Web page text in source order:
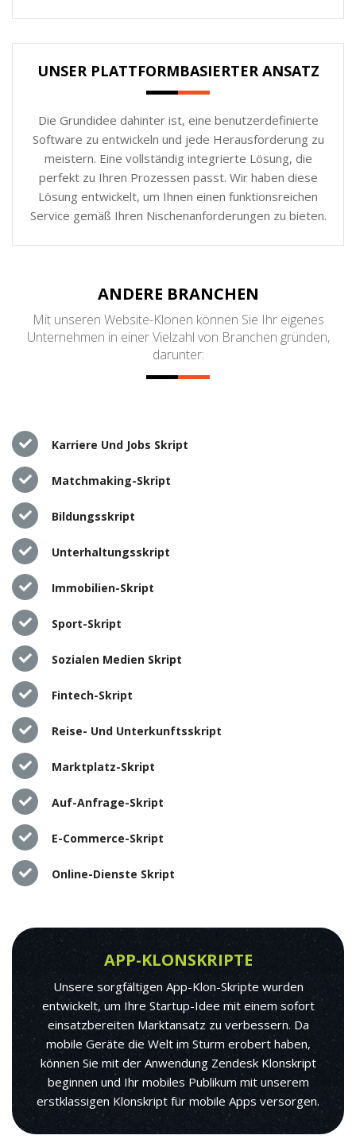
UNSER PLATTFORMBASIERTER ANSATZ
Die Grundidee dahinter ist, eine benutzerdefinierte
Software zu entwickeln und jede Herausforderung zu
meistern. Eine vollständig integrierte Lösung, die
perfekt zu Ihren Prozessen passt. Wir haben diese
Lösung entwickelt, um Ihnen einen funktionsreichen
Service gemäß Ihren Nischenanforderungen zu bieten.
ANDERE BRANCHEN
Mit unseren Website-Klonen können Sie Ihr eigenes
Unternehmen in einer Vielzahl von Branchen gründen,
darunter:
Karriere Und Jobs Skript
Matchmaking-Skript
Bildungsskript
Unterhaltungsskript
Immobilien-Skript
Sport-Skript
Sozialen Medien Skript
Fintech-Skript
Reise- Und Unterkunftsskript
Marktplatz-Skript
Auf-Anfrage-Skript
E-Commerce-Skript
Online-Dienste Skript
APP-KLONSKRIPTE
Unsere sorgfältigen App-Klon-Skripte wurden
entwickelt, um Ihre Startup-Idee mit einem sofort
einsatzbereiten Marktansatz zu verbessern. Da
mobile Geräte die Welt im Sturm erobert haben,
können Sie mit der Anwendung Zendesk Klonskript
beginnen und Ihr mobiles Publikum mit unserem
erstklassigen Klonskript für mobile Apps versorgen.